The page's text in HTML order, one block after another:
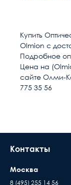
Разъем 1
Разъем 2
Длина м
Направление
Тип волокна
Условия
Доставка
рабочих
наш
до
Купить
Olmion с
Подробное
Цена на
сайте Олми-
775 35 56
Контакты
Москва
8 (495) 255 14 56